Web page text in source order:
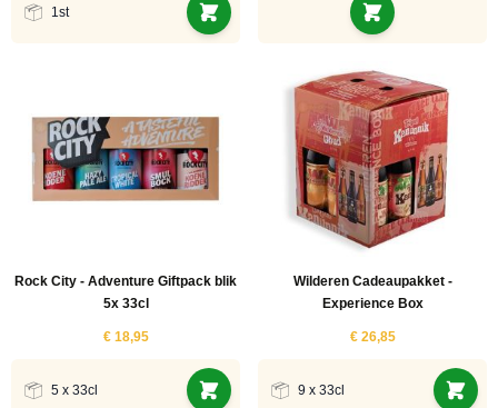
1st
Rock City - Adventure Giftpack blik
5x 33cl
€ 18,95
5 x 33cl
Wilderen Cadeaupakket -
Experience Box
€ 26,85
9 x 33cl